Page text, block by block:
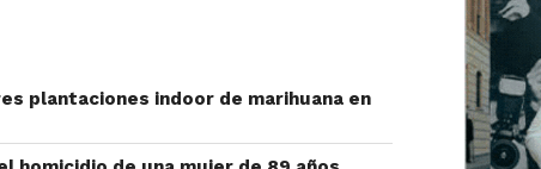
plantaciones indoor de marihuana en